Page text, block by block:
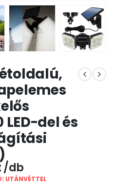
LED-del és
UTÁNVÉTTEL